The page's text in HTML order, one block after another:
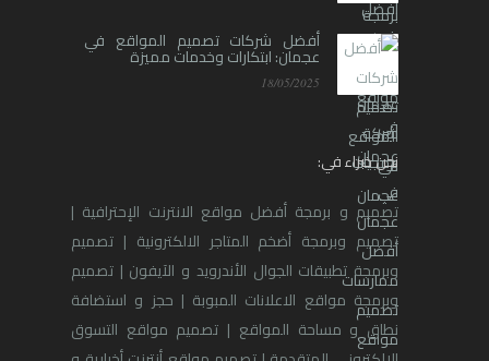
أفضل شركات تصميم المواقع في
عجمان: ابتكارات وخدمات مميزة
18/05/2025
نحن خبراء في:
تصميم و برمجة أفضل مواقع الانترنت الإحترافية |
تصميم وبرمجة أضخم المتاجر الالكترونية | تصميم
وبرمجة تطبيقات الجوال الأندرويد و الآيفون | تصميم
وبرمجة مواقع الاعلانات المبوبة | حجز و استضافة
نطاق و مساحة المواقع | تصميم مواقع التسوق